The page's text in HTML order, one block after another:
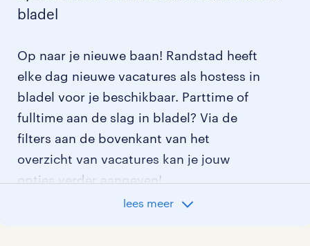
bladel
Op naar je nieuwe baan! Randstad heeft
elke dag nieuwe vacatures als hostess in
bladel voor je beschikbaar. Parttime of
fulltime aan de slag in bladel? Via de
filters aan de bovenkant van het
overzicht van vacatures kan je jouw
opties verder aangeven!
lees meer